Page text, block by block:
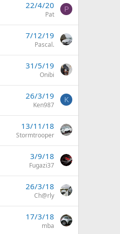
22/4/20
Pat
P
7/12/19
Pascal.
31/5/19
Onibi
26/3/19
Ken987
K
13/11/18
Stormtrooper
3/9/18
Fugazi37
26/3/18
Ch@rly
17/3/18
mba